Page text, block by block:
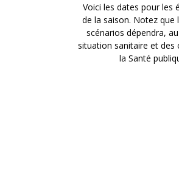
Voici les dates pour les
de la saison. Notez que
scénarios dépendra,
situation sanitaire et des
la Santé